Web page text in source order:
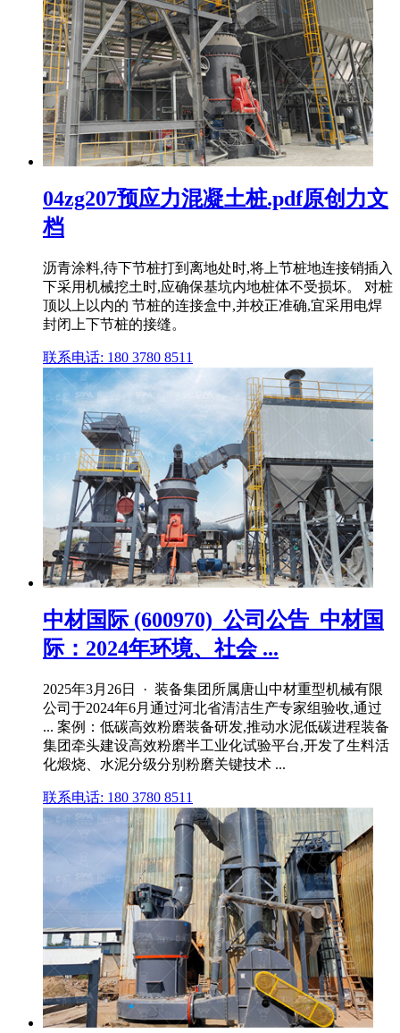
04zg207预应力混凝土桩.pdf原创力文
档
沥青涂料,待下节桩打到离地处时,将上节桩地连接销插入
下采用机械挖土时,应确保基坑内地桩体不受损坏。 对桩
顶以上以内的 节桩的连接盒中,并校正准确,宜采用电焊
封闭上下节桩的接缝。
联系电话: 180 3780 8511
中材国际 (600970)_公司公告_中材国
际：2024年环境、社会 ...
2025年3月26日 · 装备集团所属唐山中材重型机械有限
公司于2024年6月通过河北省清洁生产专家组验收,通过
... 案例：低碳高效粉磨装备研发,推动水泥低碳进程装备
集团牵头建设高效粉磨半工业化试验平台,开发了生料活
化煅烧、水泥分级分别粉磨关键技术 ...
联系电话: 180 3780 8511